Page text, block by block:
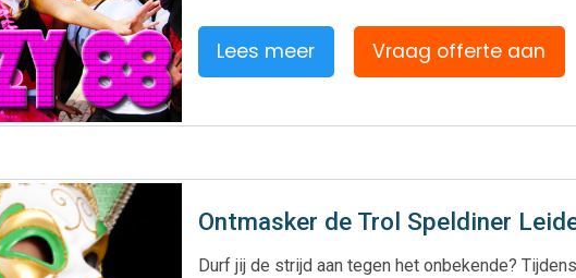
Lees meer Vraag offerte aan
Ontmasker de Trol Speldiner
Durf jij de strijd aan tegen het onbekende?